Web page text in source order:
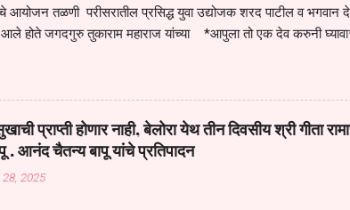
आयोजन तळणी परीसरातील प्रसिद्ध युवा उद्योजक शरद पाटील व भगवान
आले होते जगदगुरु तुकाराम महाराज यांच्या *आपुला तो एक देव करुनी
बसलेली लोक ही खरच भाग्यवान आहेत कोरोना सारख्या महामारीत आपंण
तर धार्मीक विचाराचा आधार आपल्याला घ्यावाच लागेल महामारीच्या
मानव जातीची मानसीक अवस्था सक्षम असणे गरजेचे आहे कोरोना ने
सगळ्याना करून दीली आहे मनुष्याच्या आयुष्यातील नामसाधना ही
करण्याचा आळस आ...
प्राप्ती होणार नाही, बेलोरा येथ तीन दिवसीय श्री गीता
. आनंद चैतन्य बापू यांचे प्रतिपादन
2025